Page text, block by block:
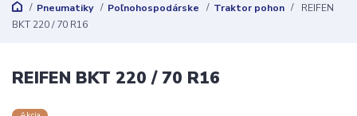
Pneumatiky Poľnohospodárske Traktor pohon
REIFEN
BKT 220 / 70 R16
REIFEN BKT 220 / 70 R16